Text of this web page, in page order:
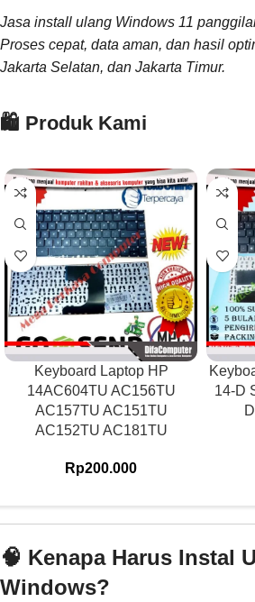
Jasa install ulang Windows 11
Proses cepat, data aman, dan hasil
Jakarta Selatan, dan Jakarta Timur.
🛍️ Produk Kami
Keyboard Laptop HP
14AC604TU AC156TU
AC157TU AC151TU
AC152TU AC181TU
Rp200.000
14-D
🧠 Kenapa Harus Instal
Windows?